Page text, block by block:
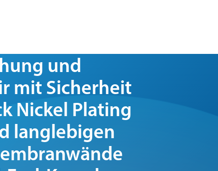
und
mit Sicherheit
Nickel Plating
langlebigen